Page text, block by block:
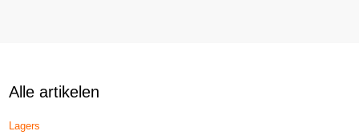
Alle artikelen
Lagers